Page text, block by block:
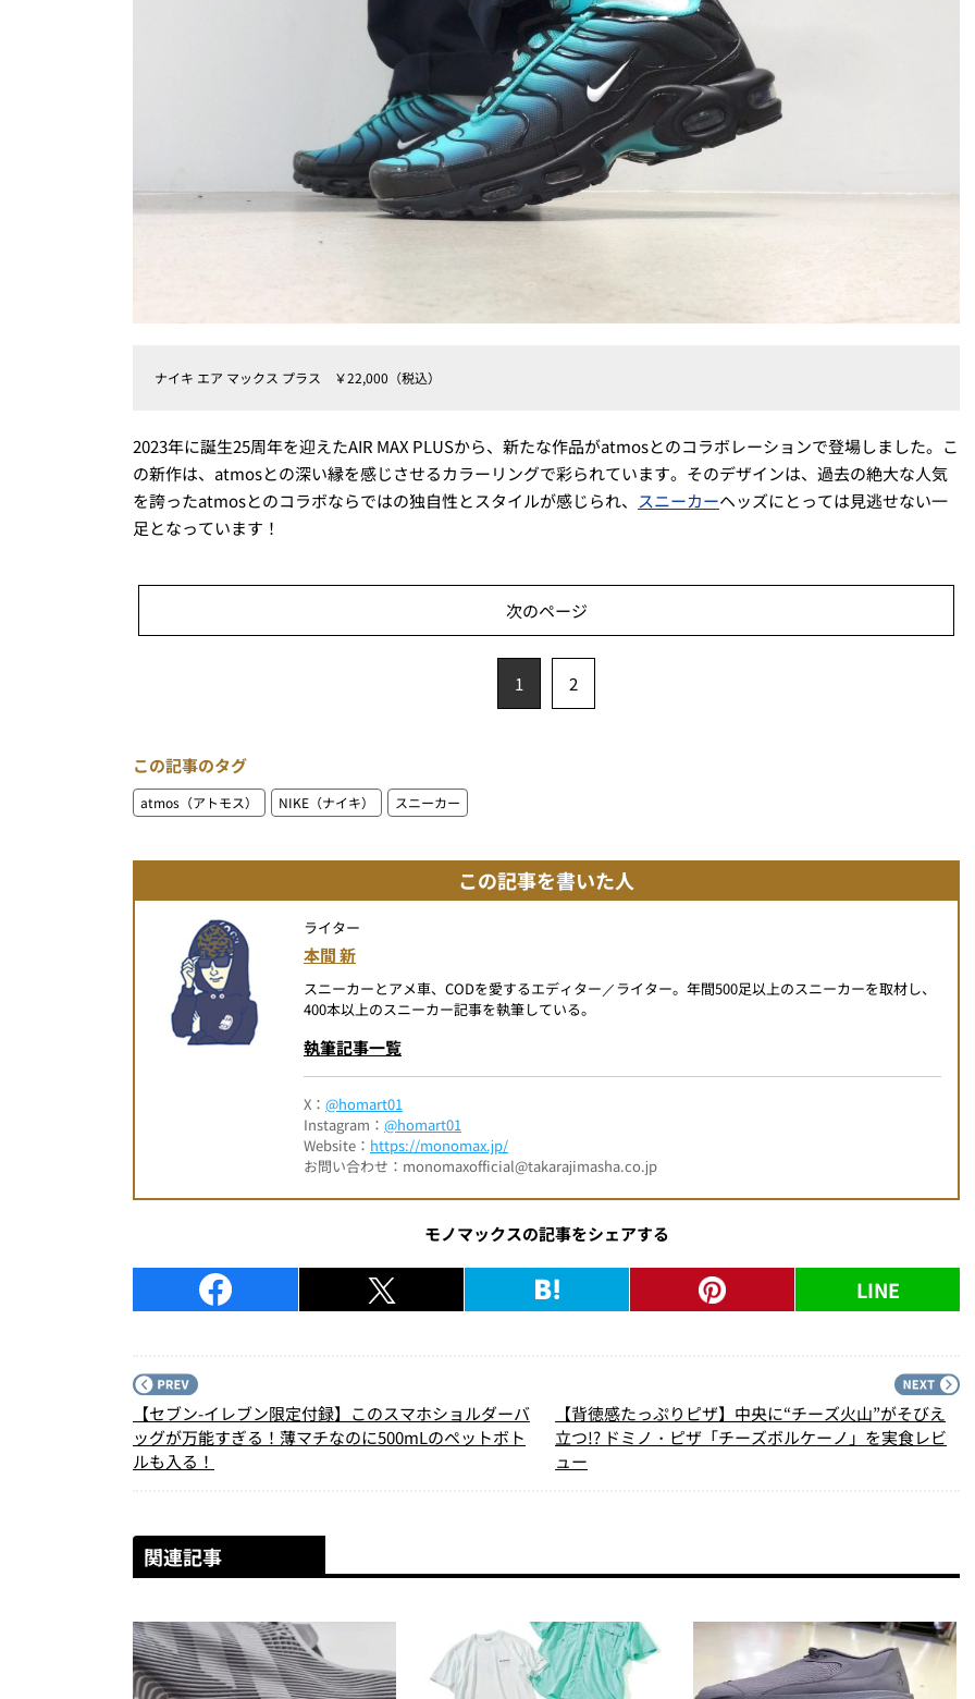
ナイキ エア マックス プラス ￥22,000（税込）
2023年に誕生25周年を迎えたAIR MAX PLUSから、新たな作品がatmosとのコラボレーションで登場しました。こ
の新作は、atmosとの深い縁を感じさせるカラーリングで彩られています。そのデザインは、過去の絶大な人気
を誇ったatmosとのコラボならではの独自性とスタイルが感じられ、 スニーカーヘッズにとっては見逃せない一
足となっています！
次のページ
1 2
この記事のタグ
atmos（アトモス） NIKE（ナイキ） スニーカー
この記事を書いた人
ライター
本間 新
スニーカーとアメ車、CODを愛するエディター／ライター。年間500足以上のスニーカーを取材し、
400本以上のスニーカー記事を執筆している。
執筆記事一覧
X： @homart01
Instagram： @homart01
Website： https://monomax.jp/
お問い合わせ：monomaxofficial@takarajimasha.co.jp
モノマックスの記事をシェアする
LINE
【セブン-イレブン限定付録】このスマホショルダーバ
ッグが万能すぎる！薄マチなのに500mLのペットボト
ルも入る！
【背徳感たっぷりピザ】中央に“チーズ火山”がそびえ
立つ!? ドミノ・ピザ「チーズボルケーノ」を実食レビ
ュー
関連記事